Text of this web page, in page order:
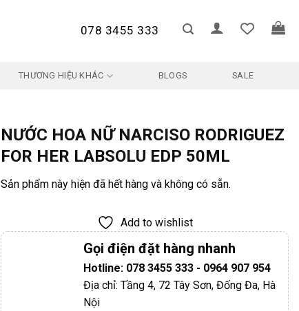
078 3455 333
THƯƠNG HIỆU KHÁC BLOGS
SALE
NƯỚC HOA NỮ NARCISO RODRIGUEZ
FOR HER LABSOLU EDP 50ML
Sản phẩm này hiện đã hết hàng và không có sẵn.
Add to wishlist
Gọi điện đặt hàng nhanh
Hotline: 078 3455 333 - 0964 907 954
Địa chỉ: Tầng 4, 72 Tây Sơn, Đống Đa, Hà
Nội